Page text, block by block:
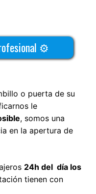
⚙
o puerta de su
le
, somos una
en la apertura de
24h del día los
tienen con